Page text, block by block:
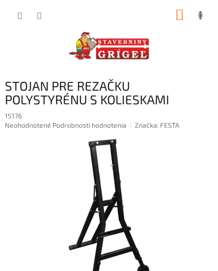
STOJAN PRE REZAČKU
POLYSTYRÉNU S KOLIESKAMI
15176
Priemerné
Neohodnotené Podrobnosti hodnotenia Značka: FESTA